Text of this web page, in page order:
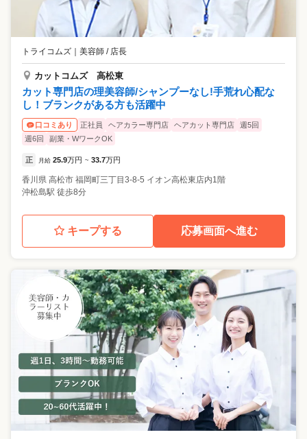
トライコムズ 美容師 / 店長
カットコムズ 高松東
カット専門店の理美容師/シャンプーなし!手荒れ心配な
し！ブランクがある方も活躍中
口コミあり 正社員 ヘアカラー専門店 ヘアカット専門店
週5回
週6回
副業・WワークOK
正 月給 25.9万円 ~ 33.7万円
香川県 高松市 福岡町三丁目3-8-5 イオン高松東店内1階
沖松島駅 徒歩8分
キープする 応募画面へ進む